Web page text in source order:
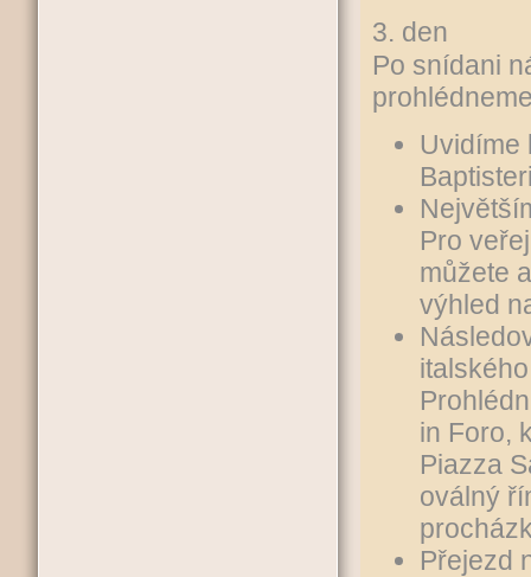
3. den
Po snídani
Uvidíme
Pro
můžete
výhled
in Foro,
Piazza
oválný
Přejezd